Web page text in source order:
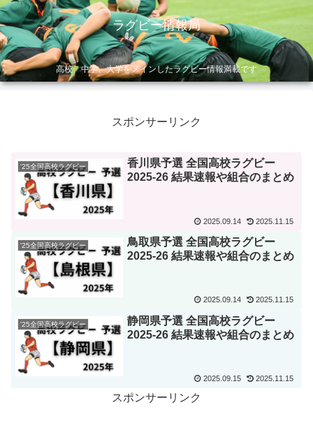
ラグビー情報局
高校、中学、大学をメインしたラグビー情報満載です
スポンサーリンク
'25全国高校ラグビー
香川県予選 全国高校ラグビー
2025-26 結果速報や組合のまとめ
2025.09.14 2025.11.15
'25全国高校ラグビー
鳥取県予選 全国高校ラグビー
2025-26 結果速報や組合のまとめ
2025.09.14 2025.11.15
'25全国高校ラグビー
静岡県予選 全国高校ラグビー
2025-26 結果速報や組合のまとめ
2025.09.15 2025.11.15
スポンサーリンク